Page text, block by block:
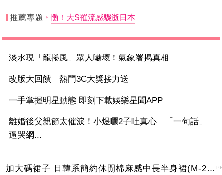
推薦專題 慟！大S罹流感驟逝日本
淡水現「龍捲風」眾人嚇壞！氣象署揭真相
改版大回饋 熱門3C大獎接力送
一手掌握明星動態 即刻下載娛樂星聞APP
離婚後父親節太催淚！小煜曬2子吐真心 「一句話」
逼哭網...
加大碼裙子 日韓系簡約休閒棉麻感中長半身裙(M-2XL)【XMS54038】＊艾美時尚(現+預)